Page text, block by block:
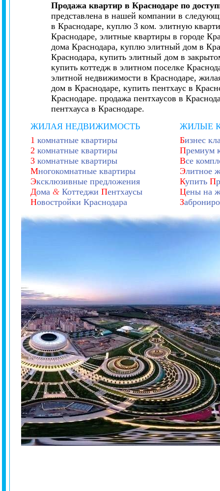
Продажа квартир в Краснодаре по
представлена в нашей компании в
в Краснодаре, куплю 3 ком. элитную
Краснодаре, элитные квартиры в городе
дома Краснодара, куплю элитный дом в
Краснодара, купить элитный дом в
купить коттедж в элитном поселке
элитной недвижимости в Краснодаре,
дом в Краснодаре, купить пентхаус в
Краснодаре. продажа пентхаусов в
пентхауса в Краснодаре.
ЖИЛАЯ НЕДВИЖИМОСТЬ
1 комнатные квартиры
2 комнатные квартиры
3 комнатные квартиры
Многокомнатные квартиры
Эксклюзивные предложения
Дома & Коттеджи Пентхаусы
Новостройки Краснодара
ЖИЛЫЕ
Бизнес
Премиум
Все
Элитное
Купить П
Цены на
З